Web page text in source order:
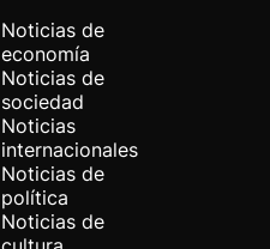
Noticias de
economía
Noticias de
sociedad
Noticias
internacionales
Noticias de
política
Noticias de